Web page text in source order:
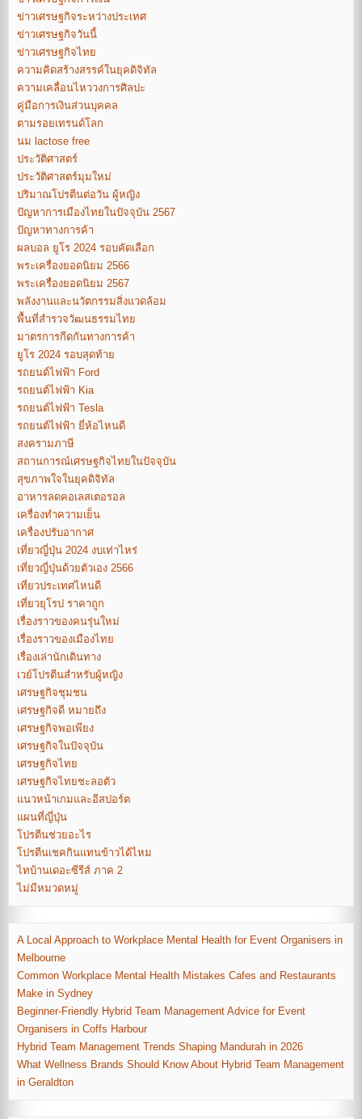
ข่าวเศรษฐกิจระหว่างประเทศ
ข่าวเศรษฐกิจวันนี้
ข่าวเศรษฐกิจไทย
ความคิดสร้างสรรค์ในยุคดิจิทัล
ความเคลื่อนไหววงการศิลปะ
คู่มือการเงินส่วนบุคคล
ตามรอยเทรนด์โลก
นม lactose free
ประวัติศาสตร์
ประวัติศาสตร์มุมใหม่
ปริมาณโปรตีนต่อวัน ผู้หญิง
ปัญหาการเมืองไทยในปัจจุบัน 2567
ปัญหาทางการค้า
ผลบอล ยูโร 2024 รอบคัดเลือก
พระเครื่องยอดนิยม 2566
พระเครื่องยอดนิยม 2567
พลังงานและนวัตกรรมสิ่งแวดล้อม
พื้นที่สำรวจวัฒนธรรมไทย
มาตรการกีดกันทางการค้า
ยูโร 2024 รอบสุดท้าย
รถยนต์ไฟฟ้า Ford
รถยนต์ไฟฟ้า Kia
รถยนต์ไฟฟ้า Tesla
รถยนต์ไฟฟ้า ยี่ห้อไหนดี
สงครามภาษี
สถานการณ์เศรษฐกิจไทยในปัจจุบัน
สุขภาพใจในยุคดิจิทัล
อาหารลดคอเลสเตอรอล
เครื่องทำความเย็น
เครื่องปรับอากาศ
เที่ยวญี่ปุ่น 2024 งบเท่าไหร่
เที่ยวญี่ปุ่นด้วยตัวเอง 2566
เที่ยวประเทศไหนดี
เที่ยวยุโรป ราคาถูก
เรื่องราวของคนรุ่นใหม่
เรื่องราวของเมืองไทย
เรื่องเล่านักเดินทาง
เวย์โปรตีนสำหรับผู้หญิง
เศรษฐกิจชุมชน
เศรษฐกิจดี หมายถึง
เศรษฐกิจพอเพียง
เศรษฐกิจในปัจจุบัน
เศรษฐกิจไทย
เศรษฐกิจไทยชะลอตัว
แนวหน้าเกมและอีสปอร์ต
แผนที่ญี่ปุ่น
โปรตีนช่วยอะไร
โปรตีนเชคกินแทนข้าวได้ไหม
ไทบ้านเดอะซีรีส์ ภาค 2
ไม่มีหมวดหมู่
A Local Approach to Workplace Mental Health for Event Organisers in
Melbourne
Common Workplace Mental Health Mistakes Cafes and Restaurants
Make in Sydney
Beginner-Friendly Hybrid Team Management Advice for Event
Organisers in Coffs Harbour
Hybrid Team Management Trends Shaping Mandurah in 2026
What Wellness Brands Should Know About Hybrid Team Management
in Geraldton